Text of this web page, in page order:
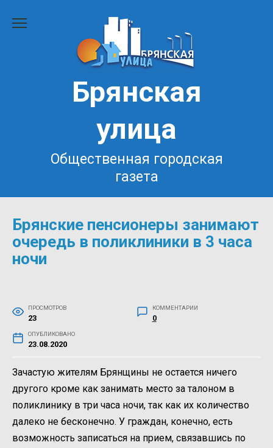
Брянская
улица
Общественная городская
газета
Брянские пенсионеры занимают
очередь в поликлиники в 3 часа
ночи
ПРОСМОТРОВ
23
КОММЕНТАРИИ
0
ОПУБЛИКОВАНО
23.08.2020
Зачастую жителям Брянщины не остается ничего
другого кроме как занимать место за талоном в
поликлинику в три часа ночи, так как их количество
далеко не бесконечно. У граждан, конечно, есть
возможность записаться на прием, связавшись по